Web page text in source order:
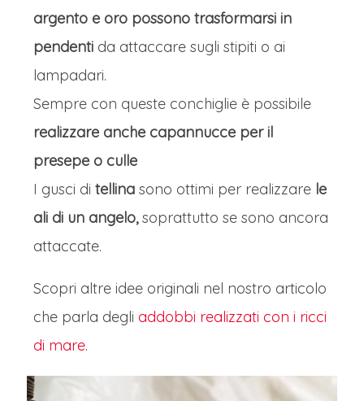
argento e oro possono trasformarsi in
pendenti da attaccare sugli stipiti o ai
lampadari.
Sempre con queste conchiglie è possibile
realizzare anche capannucce per il
presepe o culle
I gusci di tellina sono ottimi per realizzare le
ali di un angelo,soprattutto se sono ancora
attaccate.
Scopri altre idee originali nel nostro articolo
che parla degli addobbi realizzati con i ricci
di mare.